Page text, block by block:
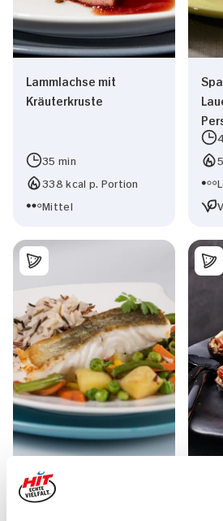
Lammlachse mit
Kräuterkruste
35 min
338 kcal p. Portion
Mittel
Skrei-Filet mit Reis und